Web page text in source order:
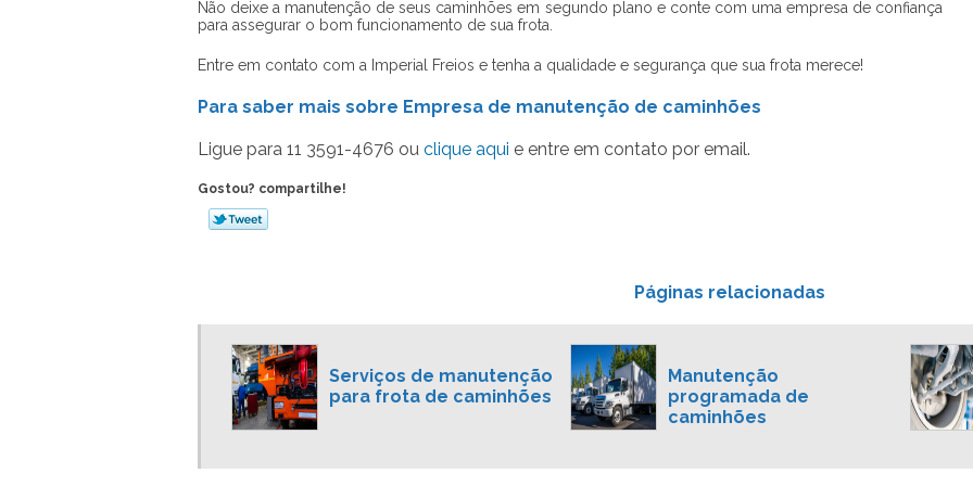
Não deixe a manutenção de seus caminhões em segundo plano e conte com uma empresa de confiança
para assegurar o bom funcionamento de sua frota.
Entre em contato com a Imperial Freios e tenha a qualidade e segurança que sua frota merece!
Para saber mais sobre Empresa de manutenção de caminhões
Ligue para 11 3591-4676 ou clique aqui e entre em contato por email.
Gostou? compartilhe!
Páginas relacionadas
Serviços de manutenção
para frota de caminhões
Manutenção
programada de
caminhões